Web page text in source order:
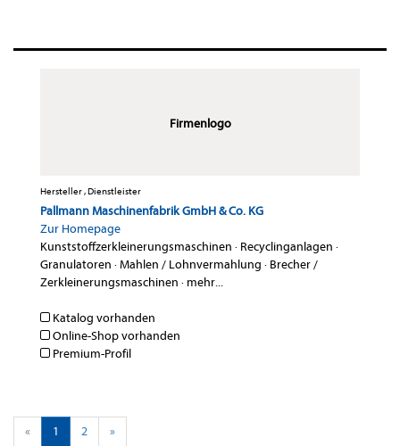
Firmenlogo
Hersteller , Dienstleister
Pallmann Maschinenfabrik GmbH & Co. KG
Zur Homepage
Kunststoffzerkleinerungsmaschinen · Recyclinganlagen ·
Granulatoren ·Mahlen / Lohnvermahlung · Brecher /
Zerkleinerungsmaschinen · mehr...
Katalog vorhanden
Online-Shop vorhanden
Premium-Profil
« 1 2 »